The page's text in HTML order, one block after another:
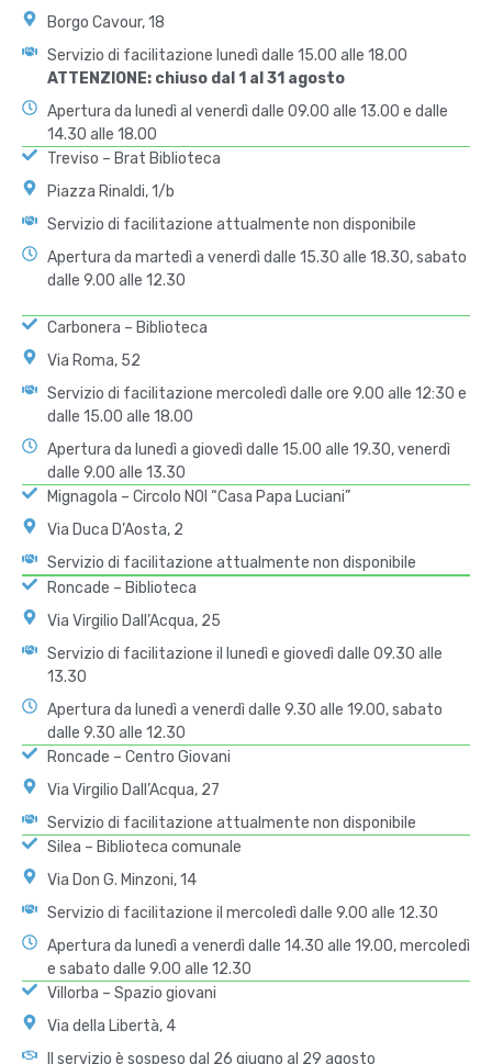
Borgo Cavour, 18
Servizio di facilitazione lunedì dalle 15.00 alle 18.00
ATTENZIONE: chiuso dal 1 al 31 agosto
Apertura da lunedì al venerdì dalle 09.00 alle 13.00 e dalle
14.30 alle 18.00
Treviso – Brat Biblioteca
Piazza Rinaldi, 1/b
Servizio di facilitazione attualmente non disponibile
Apertura da martedì a venerdì dalle 15.30 alle 18.30, sabato
dalle 9.00 alle 12.30
Carbonera – Biblioteca
Via Roma, 52
Servizio di facilitazione mercoledì dalle ore 9.00 alle 12:30 e
dalle 15.00 alle 18.00
Apertura da lunedì a giovedì dalle 15.00 alle 19.30, venerdì
dalle 9.00 alle 13.30
Mignagola – Circolo NOI “Casa Papa Luciani”
Via Duca D’Aosta, 2
Servizio di facilitazione attualmente non disponibile
Roncade – Biblioteca
Via Virgilio Dall’Acqua, 25
Servizio di facilitazione il lunedì e giovedì dalle 09.30 alle
13.30
Apertura da lunedì a venerdì dalle 9.30 alle 19.00, sabato
dalle 9.30 alle 12.30
Roncade – Centro Giovani
Via Virgilio Dall’Acqua, 27
Servizio di facilitazione attualmente non disponibile
Silea – Biblioteca comunale
Via Don G. Minzoni, 14
Servizio di facilitazione il mercoledì dalle 9.00 alle 12.30
Apertura da lunedì a venerdì dalle 14.30 alle 19.00, mercoledì
e sabato dalle 9.00 alle 12.30
Villorba – Spazio giovani
Via della Libertà, 4
Il servizio è sospeso dal 26 giugno al 29 agosto